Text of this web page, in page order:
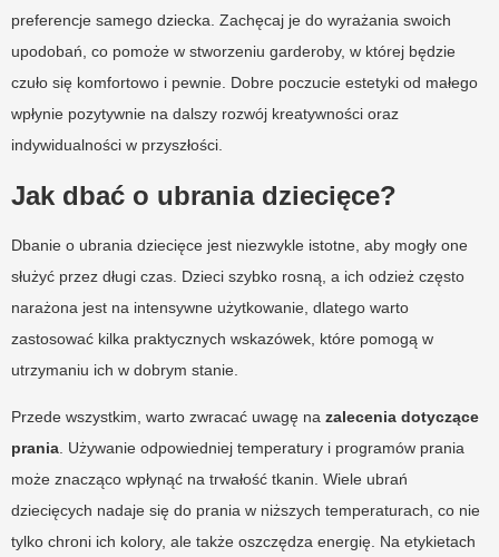
preferencje samego dziecka. Zachęcaj je do wyrażania swoich
upodobań, co pomoże w stworzeniu garderoby, w której będzie
czuło się komfortowo i pewnie. Dobre poczucie estetyki od małego
wpłynie pozytywnie na dalszy rozwój kreatywności oraz
indywidualności w przyszłości.
Jak dbać o ubrania dziecięce?
Dbanie o ubrania dziecięce jest niezwykle istotne, aby mogły one
służyć przez długi czas. Dzieci szybko rosną, a ich odzież często
narażona jest na intensywne użytkowanie, dlatego warto
zastosować kilka praktycznych wskazówek, które pomogą w
utrzymaniu ich w dobrym stanie.
Przede wszystkim, warto zwracać uwagę na zalecenia dotyczące
prania . Używanie odpowiedniej temperatury i programów prania
może znacząco wpłynąć na trwałość tkanin. Wiele ubrań
dziecięcych nadaje się do prania w niższych temperaturach, co nie
tylko chroni ich kolory, ale także oszczędza energię. Na etykietach